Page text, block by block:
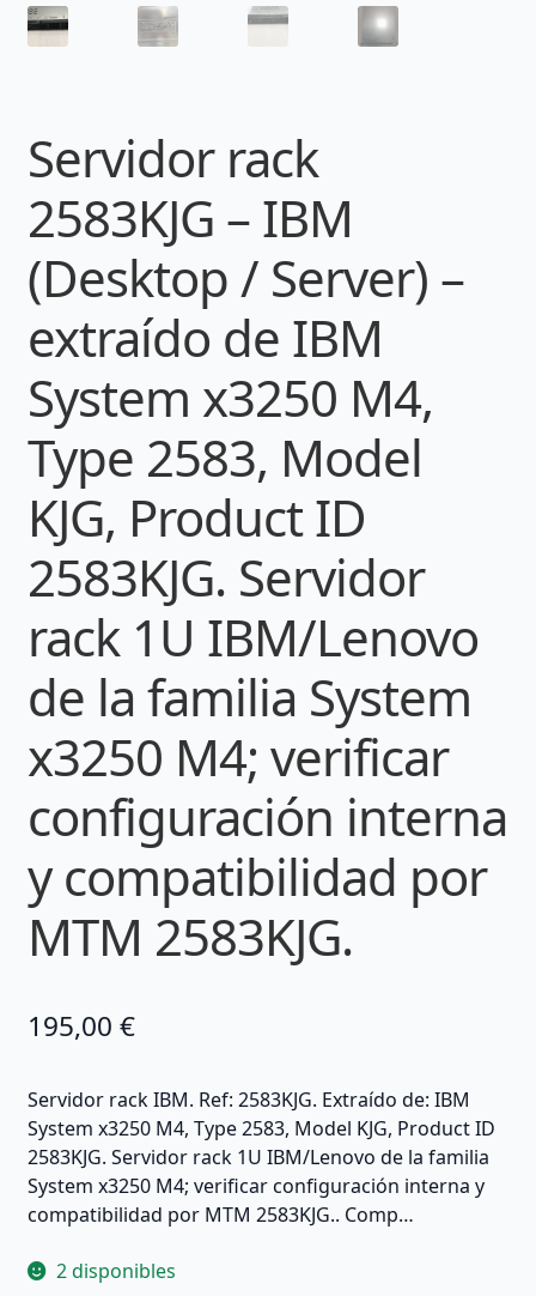
Servidor rack
2583KJG – IBM
(Desktop / Server) –
extraído de IBM
System x3250 M4,
Type 2583, Model
KJG, Product ID
2583KJG. Servidor
rack 1U IBM/Lenovo
de la familia System
x3250 M4; verificar
configuración interna
y compatibilidad por
MTM 2583KJG.
195,00 €
Servidor rack IBM. Ref: 2583KJG. Extraído de: IBM
System x3250 M4, Type 2583, Model KJG, Product ID
2583KJG. Servidor rack 1U IBM/Lenovo de la familia
System x3250 M4; verificar configuración interna y
compatibilidad por MTM 2583KJG.. Comp…
2 disponibles